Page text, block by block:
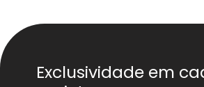
Exclusividade em